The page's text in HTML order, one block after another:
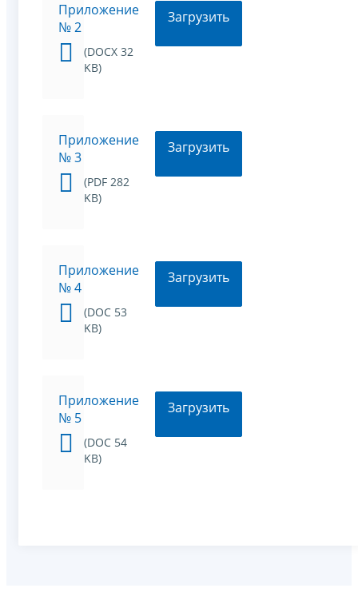
Приложение
№ 2
(DOCX 32
KB)
Загрузить
Приложение
№ 3
(PDF 282
KB)
Загрузить
Приложение
№ 4
(DOC 53
KB)
Загрузить
Приложение
№ 5
(DOC 54
KB)
Загрузить